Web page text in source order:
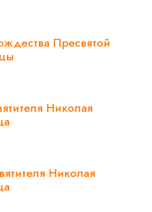
Пресвятой
Николая
Николая